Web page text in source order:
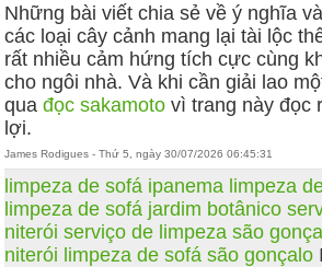
Những bài viết chia sẻ về ý nghĩa
các loại cây cảnh mang lại tài lộc
rất nhiều cảm hứng tích cực cùng
cho ngôi nhà. Và khi cần giải lao
quađọc sakamoto vì trang này đọc
lợi.
James Rodigues - Thứ 5, ngày 30/07/2026 06:45:31
limpeza de sofá ipanema limpeza
limpeza de sofá jardim botânico
niterói serviço de limpeza são
niterói limpeza de sofá são gonçalo